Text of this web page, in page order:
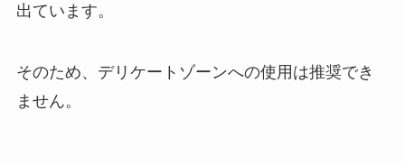
出ています。
そのため、デリケートゾーンへの使用は推奨でき
ません。